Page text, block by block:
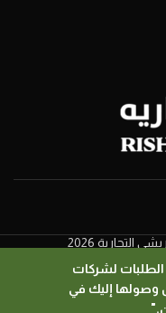
الطلبات لشركات
وصولها إليك في
2026